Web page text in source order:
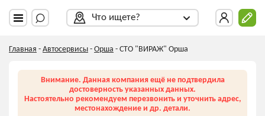
Что ищете?
Главная - Автосервисы - Орша - СТО "ВИРАЖ" Орша
Внимание. Данная компания ещё не подтвердила
достоверность указанных данных.
Настоятельно рекомендуем перезвонить и уточнить адрес,
местонахождение и др. детали.